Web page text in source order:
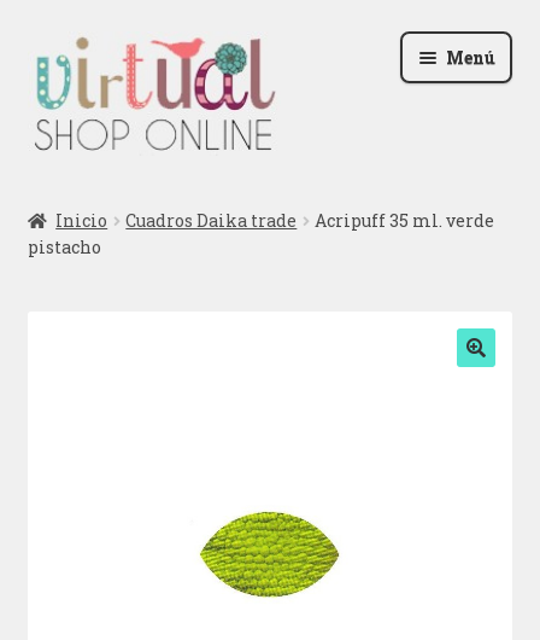
la
navegación
al
contenido
Menú
Podcast
Inicio Cuadros Daika trade
Acripuff 35 ml. verde
pistacho